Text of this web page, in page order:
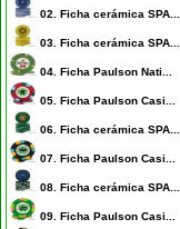
02. Ficha cerámica SPA...
03. Ficha cerámica SPA...
04. Ficha Paulson Nati...
05. Ficha Paulson Casi...
06. Ficha cerámica SPA...
07. Ficha Paulson Casi...
08. Ficha cerámica SPA...
09. Ficha Paulson Casi...